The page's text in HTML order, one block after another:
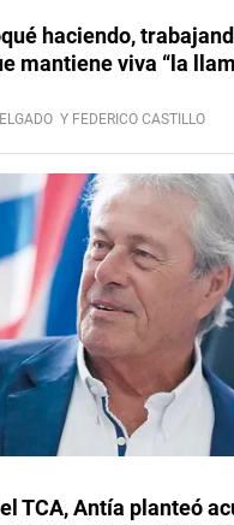
haciendo,
mantiene viva “la
Y FEDERICO CASTILLO
TCA, Antía planteó